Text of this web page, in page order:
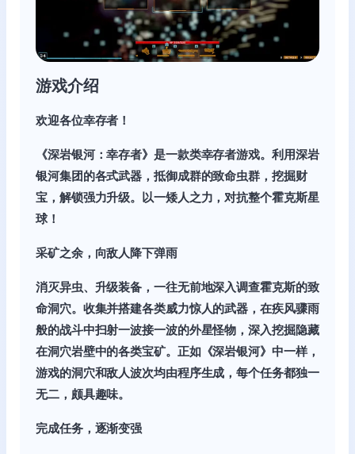
游戏介绍
欢迎各位幸存者！
《深岩银河：幸存者》是一款类幸存者游戏。利用深岩
银河集团的各式武器，抵御成群的致命虫群，挖掘财
宝，解锁强力升级。以一矮人之力，对抗整个霍克斯星
球！
采矿之余，向敌人降下弹雨
消灭异虫、升级装备，一往无前地深入调查霍克斯的致
命洞穴。收集并搭建各类威力惊人的武器，在疾风骤雨
般的战斗中扫射一波接一波的外星怪物，深入挖掘隐藏
在洞穴岩壁中的各类宝矿。正如《深岩银河》中一样，
游戏的洞穴和敌人波次均由程序生成，每个任务都独一
无二，颇具趣味。
完成任务，逐渐变强